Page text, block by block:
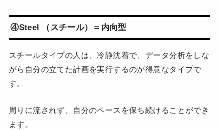
④Steel （スチール）＝内向型
スチールタイプの人は、冷静沈着で、データ分析をしな
がら自分の立てた計画を実行するのが得意なタイプで
す。
周りに流されず、自分のペースを保ち続けることができ
ます。